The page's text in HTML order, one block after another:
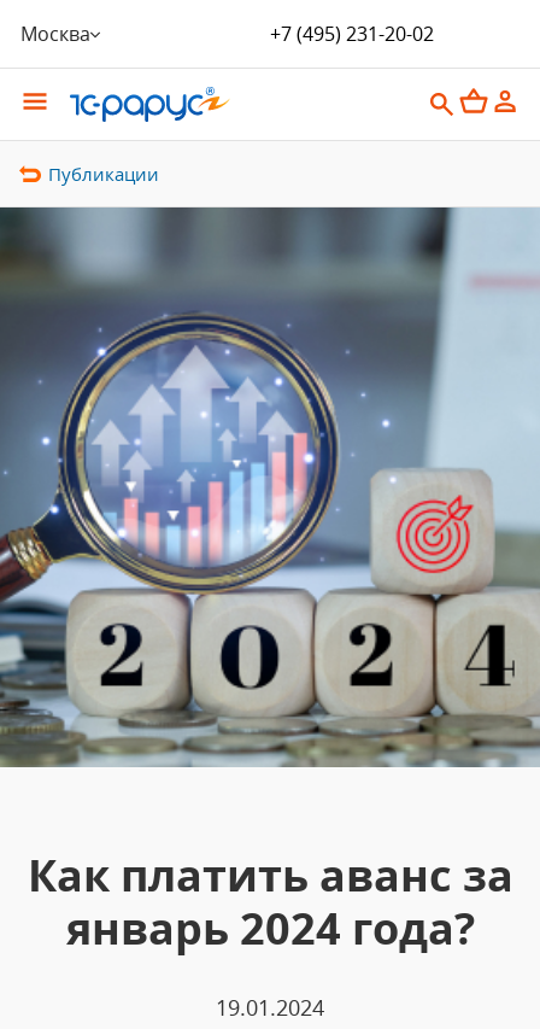
Москва +7 (495) 231-20-02
Публикации
Как платить аванс за
январь 2024 года?
19.01.2024